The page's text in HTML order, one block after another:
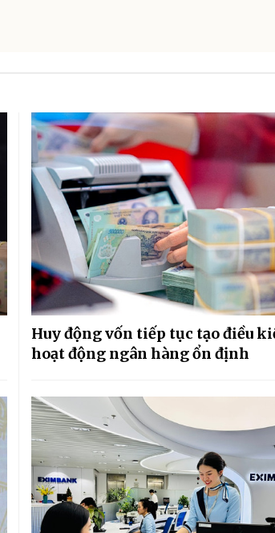
Huy động vốn tiếp tục tạo điều
hoạt động ngân hàng ổn định